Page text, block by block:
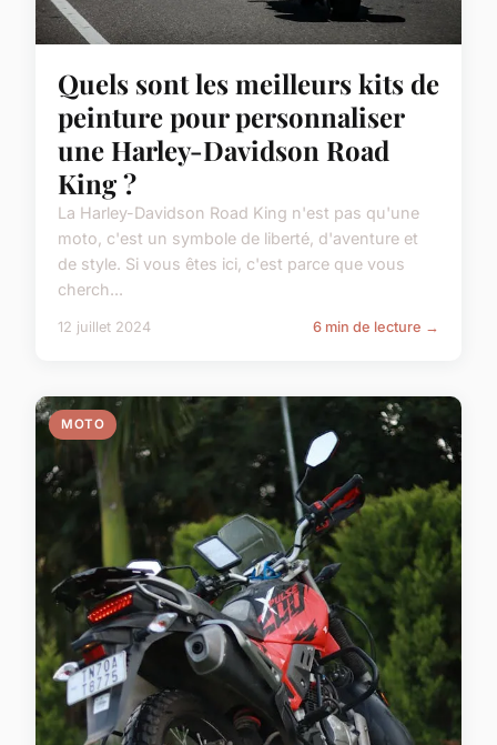
Quels sont les meilleurs kits de
peinture pour personnaliser
une Harley-Davidson Road
King ?
La Harley-Davidson Road King n'est pas qu'une
moto, c'est un symbole de liberté, d'aventure et
de style. Si vous êtes ici, c'est parce que vous
cherch...
12 juillet 2024 6 min de lecture →
MOTO